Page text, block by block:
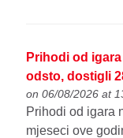
Prihodi od
odsto, dostigli
on 06/08/2026 at
Prihodi od igara
mjeseci ove